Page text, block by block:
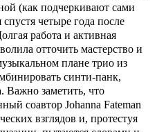
(как подчеркивают сами
четыре года после
работа и активная
отточить мастерство и
плане трио из
синти-панк,
Важно заметить, что
соавтор Johanna Fateman
взглядов и, протестуя